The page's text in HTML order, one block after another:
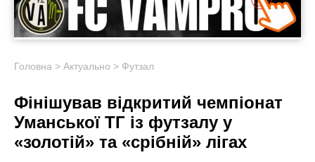
Головна > Актуально > Футзал
Фінішував відкритий чемпіонат
Уманської ТГ із футзалу у
«золотій» та «срібній» лігах